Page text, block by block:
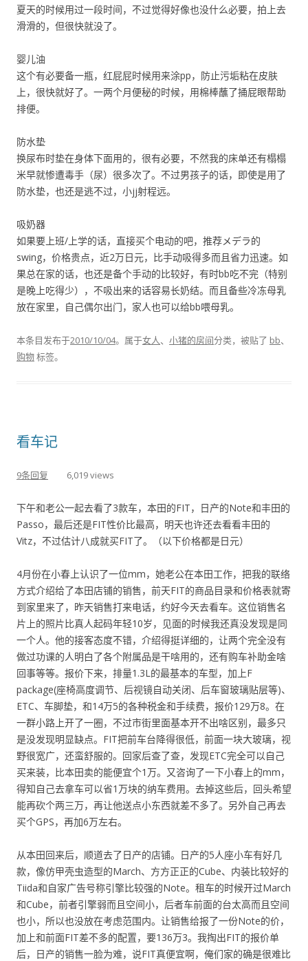
夏天的时候用过一段时间，不过觉得好像也没什么必要，拍上去
滑滑的，但很快就没了。
婴儿油
这个有必要备一瓶，红屁屁时候用来涂pp，防止污垢粘在皮肤
上，很快就好了。一两个月便秘的时候，用棉棒蘸了捅屁眼帮助
排便。
防水垫
换尿布时垫在身体下面用的，很有必要，不然我的床单还有榻榻
米早就惨遭毒手（尿）很多次了。不过男孩子的话，即使是用了
防水垫，也还是逃不过，小jj射程远。
吸奶器
如果要上班/上学的话，直接买个电动的吧，推荐メデラ的
swing，价格贵点，近2万日元，比手动吸得多而且省力迅速。如
果总在家的话，也还是备个手动的比较好，有时bb吃不完（特别
是晚上吃得少），不吸出来的话容易长奶结。而且备些冷冻母乳
放在家里，自己偶尔出门，家人也可以给bb喂母乳。
本条目发布于2010/10/04。属于女人、 小猪的房间分类，被贴了 bb、
购物标签。
看车记
9条回复 6,019 views
下午和老公一起去看了3款车，本田的FIT，日产的Note和丰田的
Passo，最后还是FIT性价比最高，明天也许还去看看丰田的
Vitz，不过估计八成就买FIT了。（以下价格都是日元）
4月份在小春上认识了一位mm，她老公在本田工作，把我的联络
方式介绍给了本田店铺的销售，前天FIT的商品目录和价格表就寄
到家里来了，昨天销售打来电话，约好今天去看车。这位销售名
片上的照片比真人起码年轻10岁，见面的时候我还真没发现是同
一个人。他的接客态度不错，介绍得挺详细的，让两个完全没有
做过功课的人明白了各个附属品是干啥用的，还有购车补助金啥
回事等等。报价下来，排量1.3L的最基本的车型，加上F
package(座椅高度调节、后视镜自动关闭、后车窗玻璃贴层等)、
ETC、车脚垫，和14万5的各种税金和手续费，报价129万8。在
一群小路上开了一圈，不过市街里面基本开不出啥区别，最多只
是没发现明显缺点。FIT把前车台降得很低，前面一块大玻璃，视
野很宽广，还蛮舒服的。回家后查了查，发现ETC完全可以自己
买来装，比本田卖的能便宜个1万。又咨询了一下小春上的mm，
得知自己去拿车可以省1万块的纳车费用。去掉这些后，回头希望
能再砍个两三万，再让他送点小东西就差不多了。另外自己再去
买个GPS，再加6万左右。
从本田回来后，顺道去了日产的店铺。日产的5人座小车有好几
款，像仿甲壳虫造型的March、方方正正的Cube、内装比较好的
Tiida和自家广告号称引擎比较强的Note。租车的时候开过March
和Cube，前者引擎弱而且空间小，后者车前面的台太高而且空间
也小，所以也没放在考虑范围内。让销售给报了一份Note的价，
加上和前面FIT差不多的配置，要136万3。我掏出FIT的报价单
后，日产的销售一脸为难，说FIT真便宜啊，俺们家的确是很难比